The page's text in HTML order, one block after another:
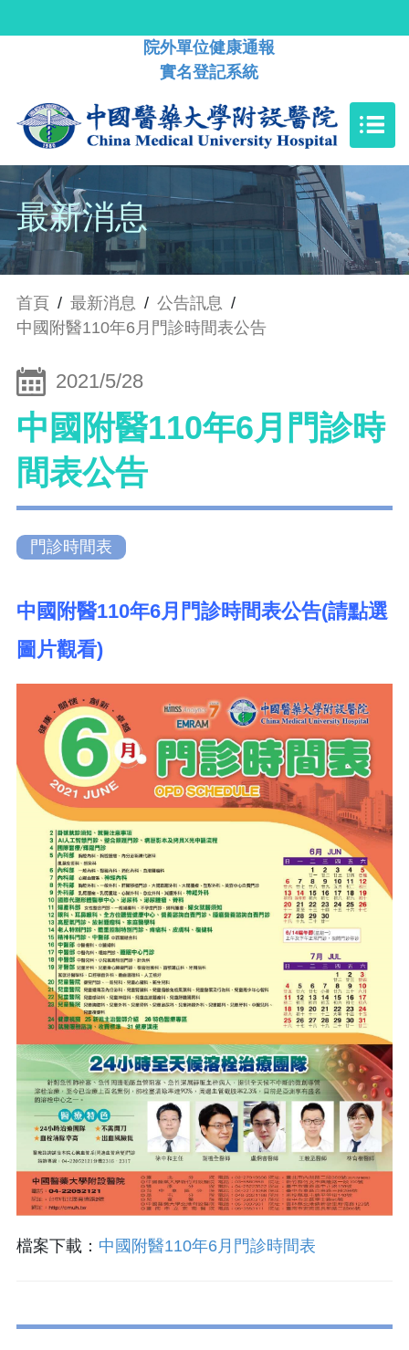
院外單位健康通報
實名登記系統
最新消息
首頁 / 最新消息 / 公告訊息 /
中國附醫110年6月門診時間表公告
2021/5/28
中國附醫110年6月門診時
間表公告
門診時間表
中國附醫110年6月門診時間表公告(請點選
圖片觀看)
檔案下載： 中國附醫110年6月門診時間表